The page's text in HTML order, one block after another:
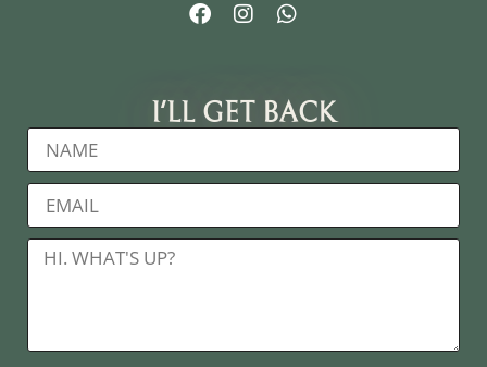
I'LL GET BACK